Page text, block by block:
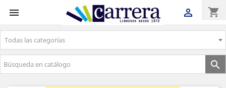
 shopping_cart

Envíos gratuitos a partir de 50€
Todas las categorías
